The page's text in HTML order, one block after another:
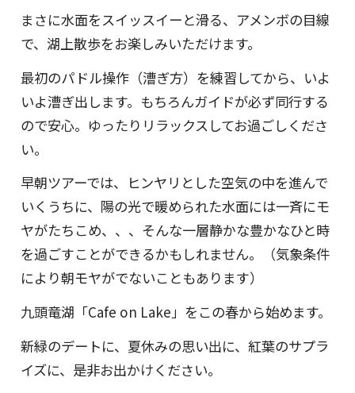
まさに水面をスイッスイーと滑る、アメンボの目線
で、湖上散歩をお楽しみいただけます。
最初のパドル操作（漕ぎ方）を練習してから、いよ
いよ漕ぎ出します。もちろんガイドが必ず同行する
ので安心。ゆったりリラックスしてお過ごしくださ
い。
早朝ツアーでは、ヒンヤリとした空気の中を進んで
いくうちに、陽の光で暖められた水面には一斉にモ
ヤがたちこめ、、、そんな一層静かな豊かなひと時
を過ごすことができるかもしれません。（気象条件
により朝モヤがでないこともあります）
九頭竜湖「Cafe on Lake」をこの春から始めます。
新緑のデートに、夏休みの思い出に、紅葉のサプラ
イズに、是非お出かけください。